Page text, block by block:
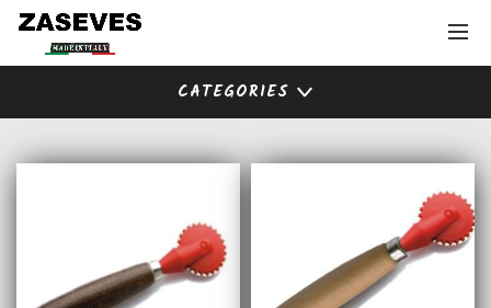
CATEGORIES